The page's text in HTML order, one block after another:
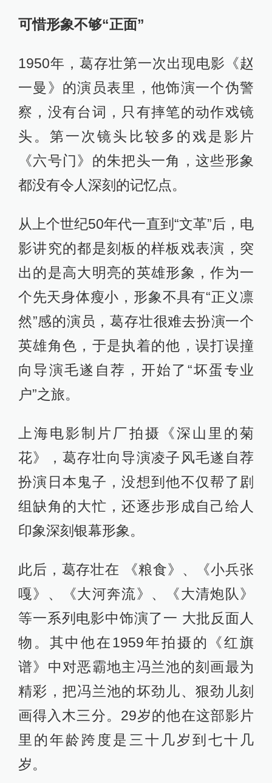
可惜形象不够“正面”
1950年，葛存壮第一次出现电影《赵
一曼》的演员表里，他饰演一个伪警
察，没有台词，只有摔笔的动作戏镜
头。第一次镜头比较多的戏是影片
《六号门》的朱把头一角，这些形象
都没有令人深刻的记忆点。
从上个世纪50年代一直到“文革”后，电
影讲究的都是刻板的样板戏表演，突
出的是高大明亮的英雄形象，作为一
个先天身体瘦小，形象不具有“正义凛
然”感的演员，葛存壮很难去扮演一个
英雄角色，于是执着的他，误打误撞
向导演毛遂自荐，开始了“坏蛋专业
户”之旅。
上海电影制片厂拍摄《深山里的菊
花》，葛存壮向导演凌子风毛遂自荐
扮演日本鬼子，没想到他不仅帮了剧
组缺角的大忙，还逐步形成自己给人
印象深刻银幕形象。
此后，葛存壮在 《粮食》、《小兵张
嘎》、《大河奔流》、《大清炮队》
等一系列电影中饰演了一 大批反面人
物。其中他在1959年拍摄的《红旗
谱》中对恶霸地主冯兰池的刻画最为
精彩，把冯兰池的坏劲儿、狠劲儿刻
画得入木三分。29岁的他在这部影片
里的年龄跨度是三十几岁到七十几
岁。